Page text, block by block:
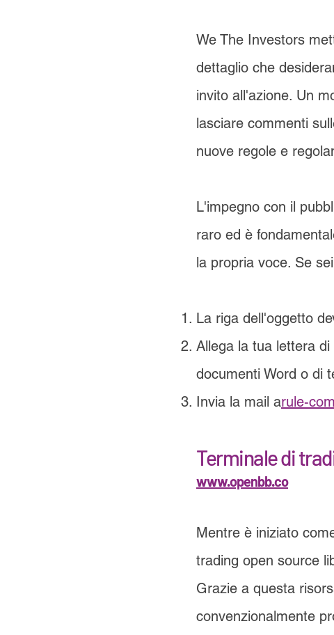
We The Investors
dettaglio che
invito all'azione. Un
lasciare commenti
nuove regole e
L'impegno con il
raro ed è
la propria voce. Se
La riga dell'oggetto
Allega la tua lettera
documenti Word o di
Invia la mail arule-
Terminale di
www.openbb.co
Mentre è iniziato
trading open source
Grazie a questa
convenzionalmente